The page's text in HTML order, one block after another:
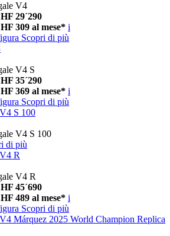
V4
29´290
309 al mese* i
Scopri di più
V4 S
35´290
369 al mese* i
Scopri di più
V4 S 100
V4 S 100
di più
V4 R
V4 R
45´690
489 al mese* i
Scopri di più
V4 Márquez 2025 World Champion Replica